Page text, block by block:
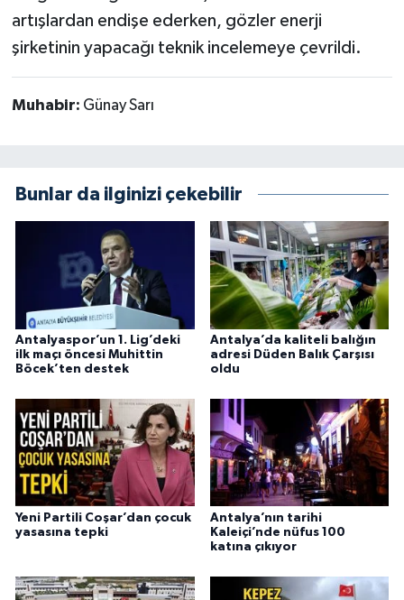
artışlardan endişe ederken, gözler enerji
şirketinin yapacağı teknik incelemeye çevrildi.
Muhabir: Günay Sarı
Bunlar da ilginizi çekebilir
Antalyaspor’un 1. Lig’deki
ilk maçı öncesi Muhittin
Böcek’ten destek
Antalya’da kaliteli balığın
adresi Düden Balık Çarşısı
oldu
Yeni Partili Coşar’dan çocuk
yasasına tepki
Antalya’nın tarihi
Kaleiçi’nde nüfus 100
katına çıkıyor